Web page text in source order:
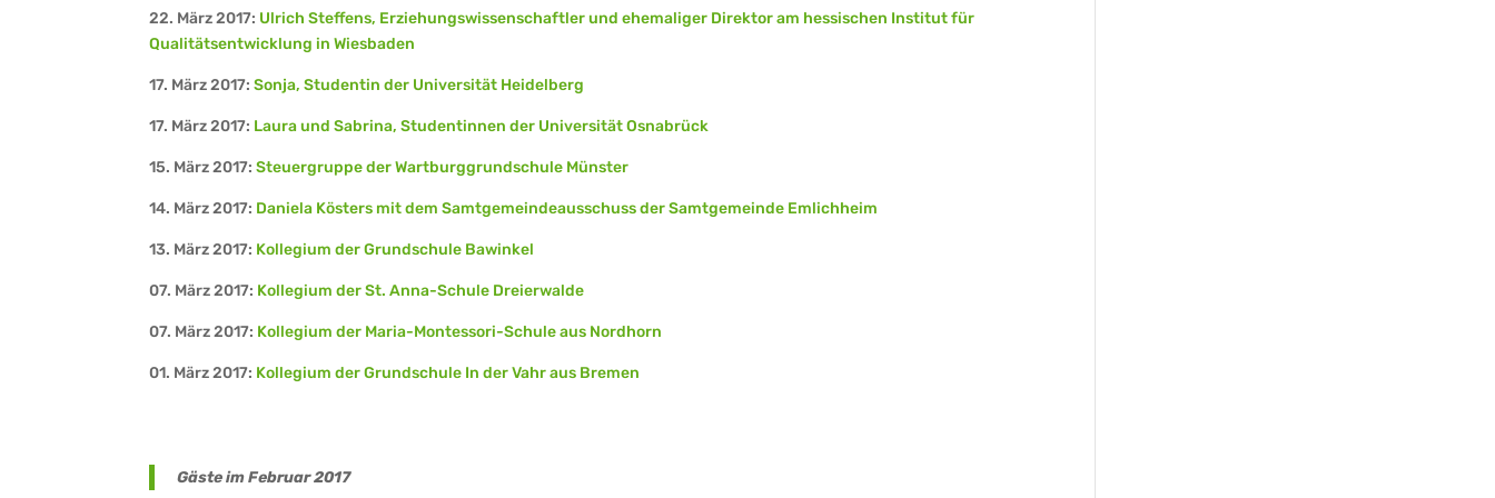
22. März 2017: Ulrich Steffens, Erziehungswissenschaftler und ehemaliger Direktor am hessischen Institut für
Qualitätsentwicklung in Wiesbaden
17. März 2017:Sonja, Studentin der Universität Heidelberg
17. März 2017: Laura und Sabrina, Studentinnen der Universität Osnabrück
15. März 2017:Steuergruppe der Wartburggrundschule Münster
14. März 2017: Daniela Kösters mit dem Samtgemeindeausschuss der Samtgemeinde Emlichheim
13. März 2017: Kollegium der Grundschule Bawinkel
07. März 2017: Kollegium der St. Anna-Schule Dreierwalde
07. März 2017: Kollegium der Maria-Montessori-Schule aus Nordhorn
01. März 2017: Kollegium der Grundschule In der Vahr aus Bremen
Gäste im Februar 2017